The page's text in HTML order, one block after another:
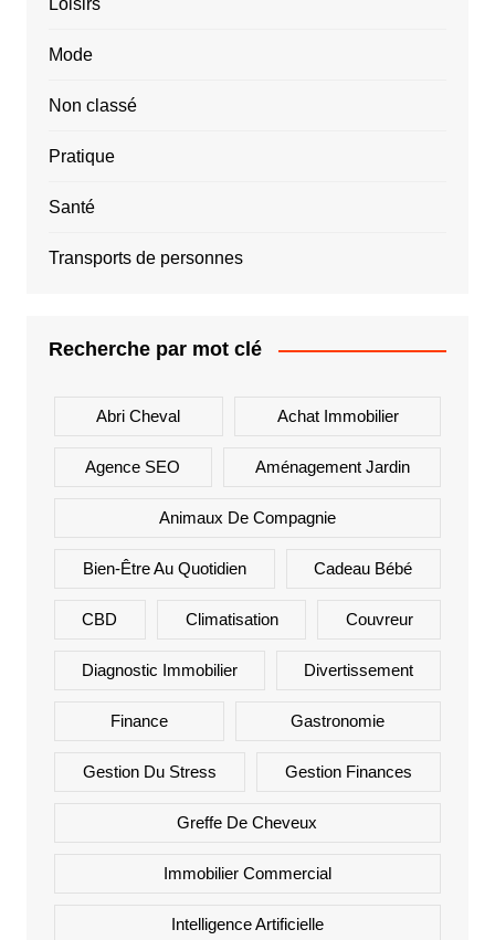
Loisirs
Mode
Non classé
Pratique
Santé
Transports de personnes
Recherche par mot clé
Abri Cheval Achat Immobilier
Agence SEO Aménagement Jardin
Animaux De Compagnie
Bien-Être Au Quotidien Cadeau Bébé
CBD Climatisation Couvreur
Diagnostic Immobilier Divertissement
Finance Gastronomie
Gestion Du Stress Gestion Finances
Greffe De Cheveux
Immobilier Commercial
Intelligence Artificielle